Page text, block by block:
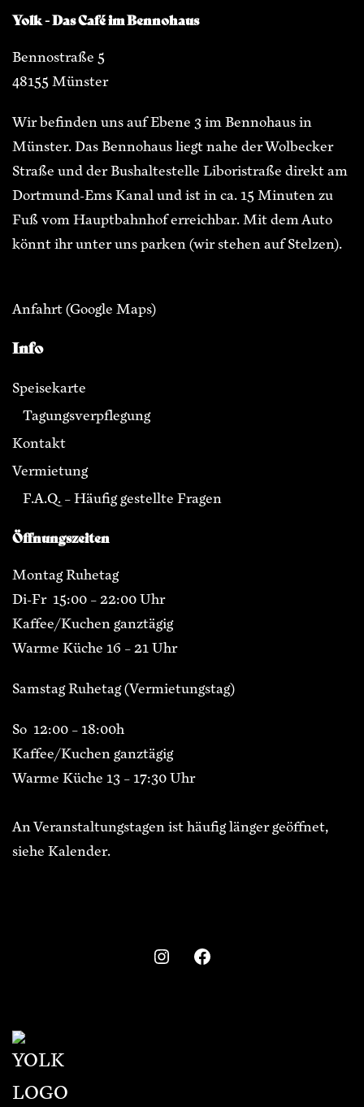
Yolk - Das Café im Bennohaus
Bennostraße 5
48155 Münster
Wir befinden uns auf Ebene 3 im Bennohaus in
Münster. Das Bennohaus liegt nahe der Wolbecker
Straße und der Bushaltestelle Liboristraße direkt am
Dortmund-Ems Kanal und ist in ca. 15 Minuten zu
Fuß vom Hauptbahnhof erreichbar. Mit dem Auto
könnt ihr unter uns parken (wir stehen auf Stelzen).
Anfahrt(Google Maps)
Info
Speisekarte
Tagungsverpflegung
Kontakt
Vermietung
F.A.Q. – Häufig gestellte Fragen
Öffnungszeiten
Montag Ruhetag
Di-Fr 15:00 – 22:00 Uhr
Kaffee/Kuchen ganztägig
Warme Küche 16 – 21 Uhr
Samstag Ruhetag (Vermietungstag)
So 12:00 – 18:00h
Kaffee/Kuchen ganztägig
Warme Küche 13 – 17:30 Uhr
An Veranstaltungstagen ist häufig länger geöffnet,
siehe Kalender.